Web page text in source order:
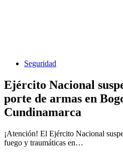
Seguridad
Ejército Nacional
porte de armas en
Cundinamarca
¡Atención! El Ejército Nacional
fuego y traumáticas en…